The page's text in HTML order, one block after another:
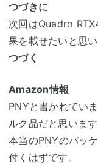
つづきに
次回はQuadro
果を載せたいと思い
つづく
Amazon情報
PNYと書かれてい
ルク品だと思います
本当のPNYのパッ
付くはずです。